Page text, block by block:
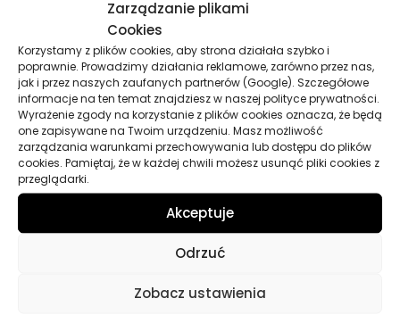
Zarządzanie plikami
Cookies
Korzystamy z plików cookies, aby strona działała szybko i
poprawnie. Prowadzimy działania reklamowe, zarówno przez nas,
jak i przez naszych zaufanych partnerów (Google). Szczegółowe
informacje na ten temat znajdziesz w naszej polityce prywatności.
Wyrażenie zgody na korzystanie z plików cookies oznacza, że będą
one zapisywane na Twoim urządzeniu. Masz możliwość
zarządzania warunkami przechowywania lub dostępu do plików
cookies. Pamiętaj, że w każdej chwili możesz usunąć pliki cookies z
przeglądarki.
Akceptuje
Odrzuć
Zobacz ustawienia
Lepkość kinematyczna w 100°C: 14,9 mm²/s (ASTM D445)
Wskaźnik lepkości: 155 (ASTM D2270)
Temperatura płynięcia: -43°C (ASTM D5950)
Temperatura zapłonu: 224°C (ASTM D92)
Całkowita liczba zasadowa (TBN): 10,5 mg KOH/g (ASTM
D2896)
Popiół siarczanowy: 1,5% masy (ASTM D874)
Okres przechowywania: 60 miesięcy od daty napełnienia
przy właściwych warunkach magazynowania​.